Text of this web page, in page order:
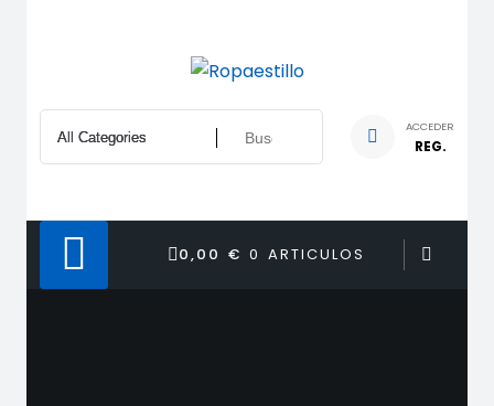
ACCEDER
REG.
0,00 € 0 ARTICULOS